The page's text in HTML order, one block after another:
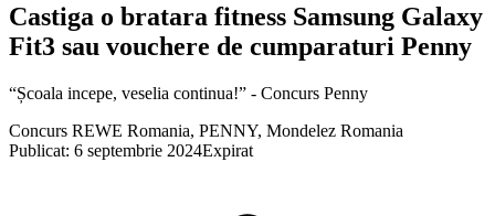
Castiga o bratara fitness Samsung Galaxy
Fit3 sau vouchere de cumparaturi Penny
“Școala incepe, veselia continua!” - Concurs Penny
Concurs REWE Romania, PENNY, Mondelez Romania
Publicat: 6 septembrie 2024Expirat